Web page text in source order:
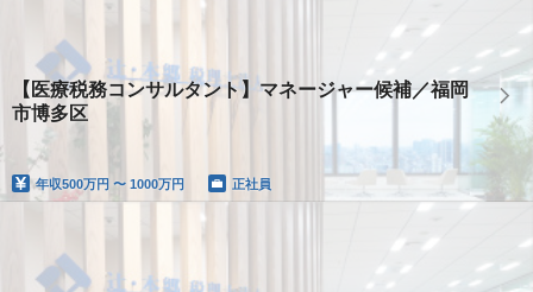
【医療税務コンサルタント】マネージャー候補／福岡
市博多区
年収500万円 〜 1000万円 正社員